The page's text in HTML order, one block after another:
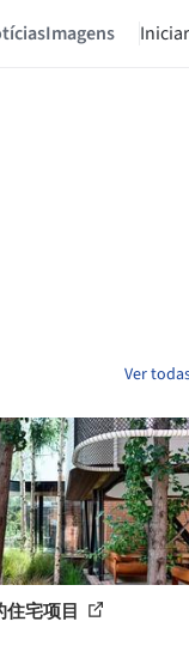
Imagens
Ver
住宅项目